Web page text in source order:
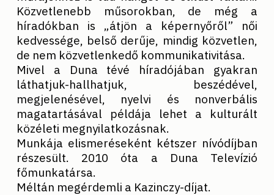
Közvetlenebb műsorokban, de még a
híradókban is „átjön a képernyőről” női
kedvessége, belső derűje, mindig közvetlen,
de nem közvetlenkedő kommunikativitása.
Mivel a Duna tévé híradójában gyakran
láthatjuk-hallhatjuk, beszédével,
megjelenésével, nyelvi és nonverbális
magatartásával példája lehet a kulturált
közéleti megnyilatkozásnak.
Munkája elismeréseként kétszer nívódíjban
részesült. 2010 óta a Duna Televízió
főmunkatársa.
Méltán megérdemli a Kazinczy-díjat.